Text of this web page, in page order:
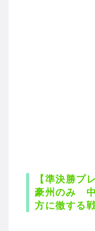
【準決勝プ
豪州のみ
方に徹する